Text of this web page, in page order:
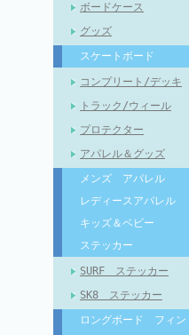
ボードケース
グッズ
スケートボード
コンプリート/デッキ
トラック/ウィール
プロテクター
アパレル＆グッズ
メンズ アパレル
レディースアパレル
キッズ＆ベビー
ステッカー
SURF ステッカー
SK8 ステッカー
ロングボード フィン